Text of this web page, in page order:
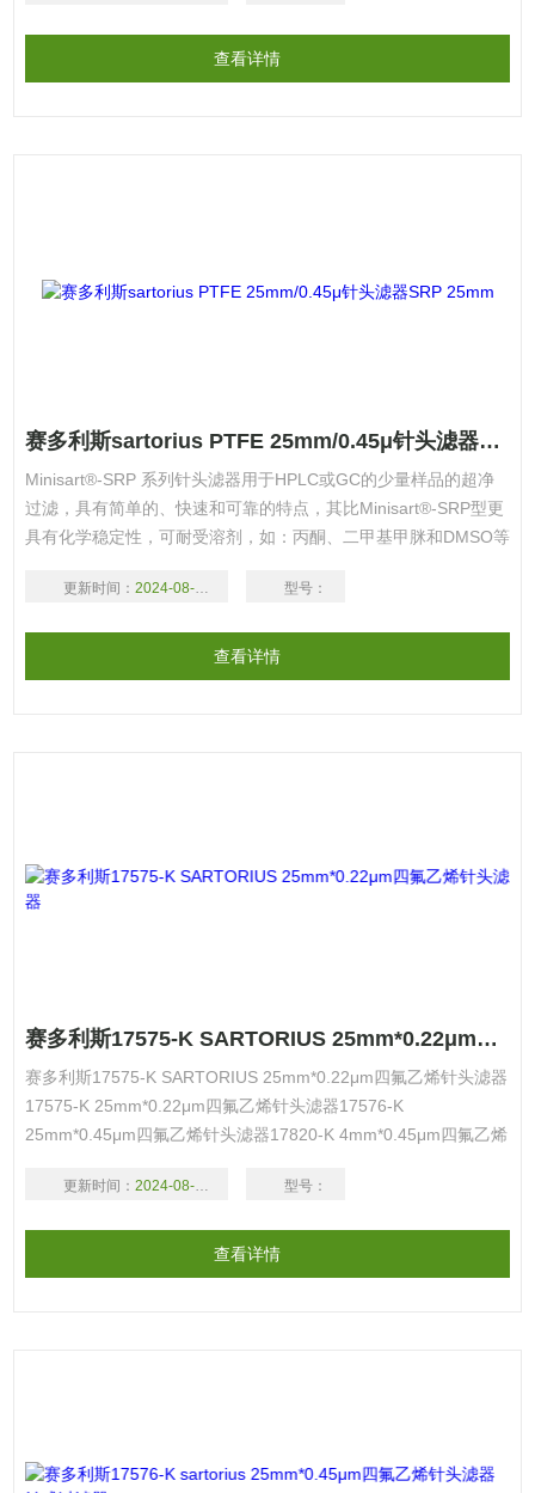
查看详情
赛多利斯sartorius PTFE 25mm/0.45μ针头滤器SRP 25mm
Minisart®-SRP 系列针头滤器用于HPLC或GC的少量样品的超净
过滤，具有简单的、快速和可靠的特点，其比Minisart®-SRP型更
具有化学稳定性，可耐受溶剂，如：丙酮、二甲基甲脒和DMSO等
Minisart®-SRP15型用于大约5ml样品量溶液的过滤，Minisart®-
更新时间： 2024-08-18 型号：
查看详情
赛多利斯17575-K SARTORIUS 25mm*0.22μm四氟乙烯针头滤器
赛多利斯17575-K SARTORIUS 25mm*0.22μm四氟乙烯针头滤器
17575-K 25mm*0.22μm四氟乙烯针头滤器17576-K
25mm*0.45μm四氟乙烯针头滤器17820-K 4mm*0.45μm四氟乙烯
更新时间： 2024-08-18 型号：
查看详情